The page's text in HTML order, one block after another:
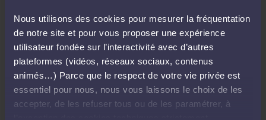
Nous utilisons des cookies pour mesurer la fréquentation
de notre site et pour vous proposer une expérience
utilisateur fondée sur l’interactivité avec d’autres
plateformes (vidéos, réseaux sociaux, contenus
animés…) Parce que le respect de votre vie privée est
essentiel pour nous, nous vous laissons le choix de les
accepter, de les refuser tous ou de les paramétrer, à
devez lui remettre avant l’audience un chèque de banque
représentant 10% de la mise à prix, avec un minimum de 3
000 euros ou une caution bancaire irrévocable.
Il est fortement recommandé aux amateurs de s’enquérir
auprès de l’avocat de l’ordre auquel le chèque doit être
établi.